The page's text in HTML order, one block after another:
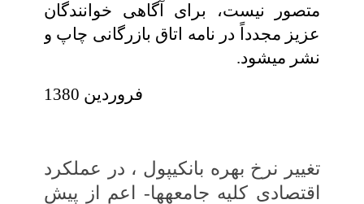
متصور نیست، برای آگاهی خوانندگان‏
عزیز مجدداً در نامه اتاق بازرگانی چاپ و
نشر می‏شود.
فروردین 1380
تغییر نرخ بهره بانکیپول ، در عملکرد
اقتصادی کلیه جامعه‏ها- اعم از پیش